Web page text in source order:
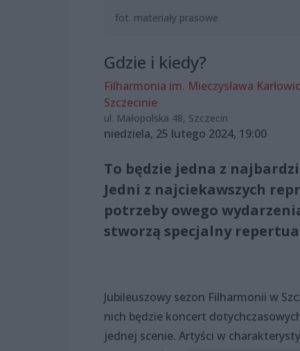
fot. materiały prasowe
Gdzie i kiedy?
Filharmonia im. Mieczysława
Szczecinie
ul. Małopolska 48, Szczecin
niedziela, 25 lutego 2024, 19:00
To będzie jedna z
Jedni z najciekawszych
potrzeby owego
stworzą specjalny
Jubileuszowy sezon Filharmonii w
nich będzie koncert
jednej scenie. Artyści w